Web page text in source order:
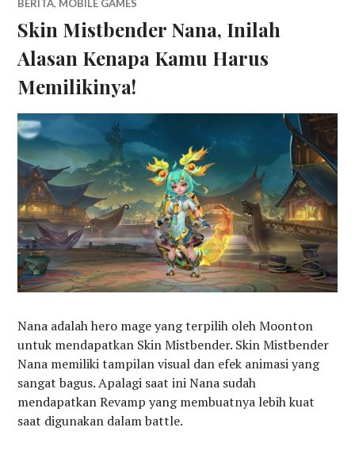
BERITA, MOBILE GAMES
Skin Mistbender Nana, Inilah
Alasan Kenapa Kamu Harus
Memilikinya!
Nana adalah hero mage yang terpilih oleh Moonton
untuk mendapatkan Skin Mistbender. Skin Mistbender
Nana memiliki tampilan visual dan efek animasi yang
sangat bagus. Apalagi saat ini Nana sudah
mendapatkan Revamp yang membuatnya lebih kuat
saat digunakan dalam battle.